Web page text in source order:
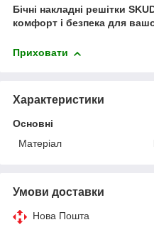
Бічні накладні решітки
комфорт і безпека для
Приховати
Характеристики
Основні
Матеріал
Умови доставки
Нова Пошта